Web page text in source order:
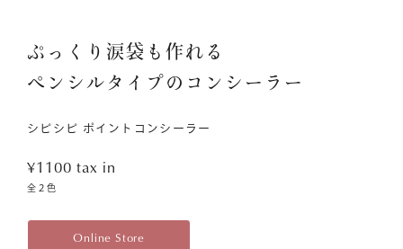
ぷっくり涙袋も作れる
ペンシルタイプのコンシーラー
シピシピ ポイントコンシーラー
¥1100 tax in
全２色
Online Store